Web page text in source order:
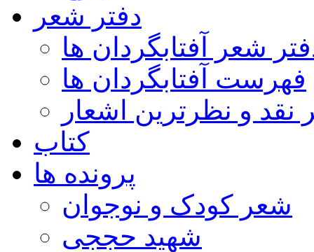
دفتر شعر
شعر آفتابگردان ها
فهرست آفتابگردان ها
نقد و نظرترین اشعار
کتاب
پرونده ها
شعر کودک و نوجوان
شهید حججی